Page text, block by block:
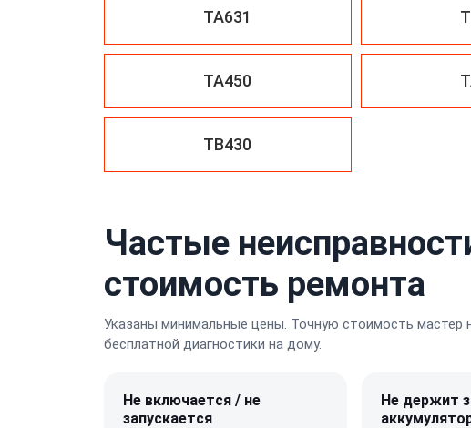
TA631
TA450
TB430
Частые
стоимость ремонта
Указаны минимальные цены. Точную стоимость мастер
бесплатной диагностики на дому.
Не включается / не
запускается
Не держит